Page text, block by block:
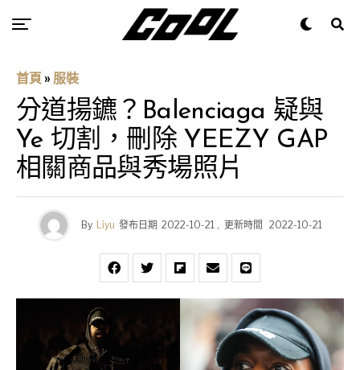
首頁 » 服裝
分道揚鑣？Balenciaga 疑與
Ye 切割，刪除 YEEZY GAP
相關商品與秀場照片
By Liyu 發布日期 2022-10-21 , 更新時間 2022-10-21